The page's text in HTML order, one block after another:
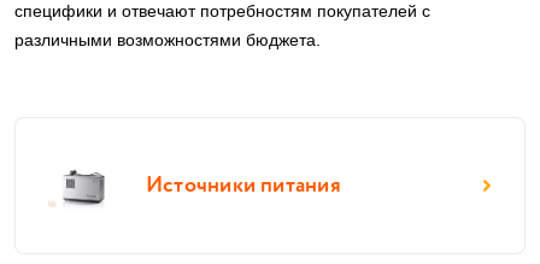
специфики и отвечают потребностям покупателей с
различными возможностями бюджета.
Источники питания